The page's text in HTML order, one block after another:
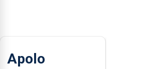
Apolo